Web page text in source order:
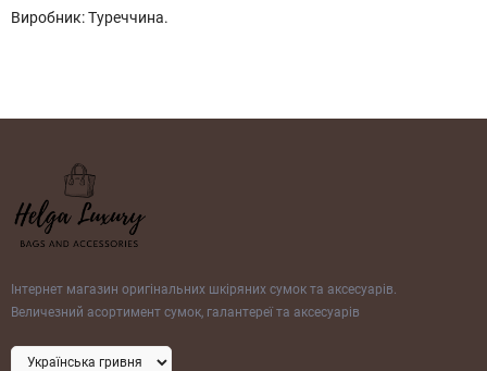
Виробник: Туреччина.
Інтернет магазин оригінальних шкіряних сумок та аксесуарів.
Величезний асортимент сумок, галантереї та аксесуарів